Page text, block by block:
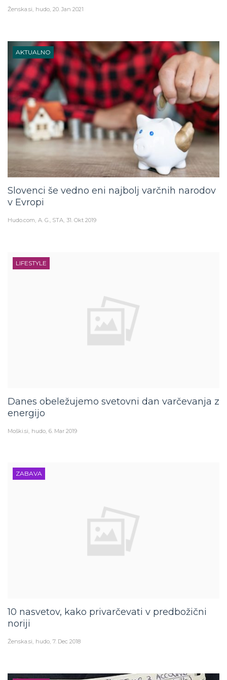
Ženska.si hudo 20. Jan 2021
AKTUALNO
Slovenci še vedno eni najbolj varčnih narodov
v Evropi
Hudo.com A. G., STA 31. Okt 2019
LIFESTYLE
Danes obeležujemo svetovni dan varčevanja z
energijo
Moški.si hudo 6. Mar 2019
ZABAVA
10 nasvetov, kako privarčevati v predbožični
noriji
Ženska.si hudo 7. Dec 2018